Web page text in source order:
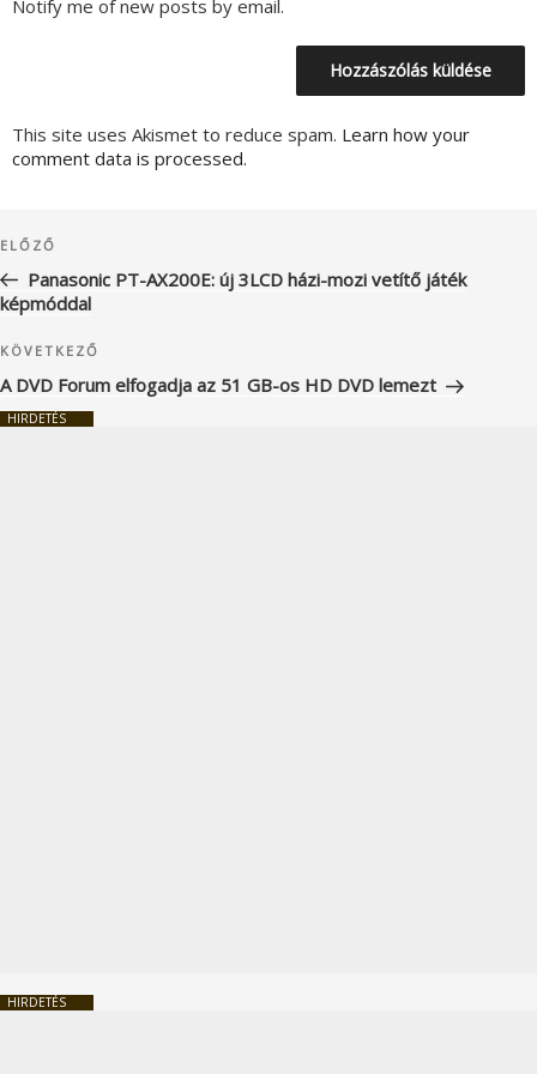
Notify me of new posts by email.
This site uses Akismet to reduce spam. Learn how your
comment data is processed.
navigáció
Korábbi
bejegyzés
ELŐZŐ
Panasonic PT-AX200E: új 3LCD házi-mozi vetítő játék
képmóddal
Következő
bejegyzés
KÖVETKEZŐ
A DVD Forum elfogadja az 51 GB-os HD DVD lemezt
HIRDETÉS
HIRDETÉS